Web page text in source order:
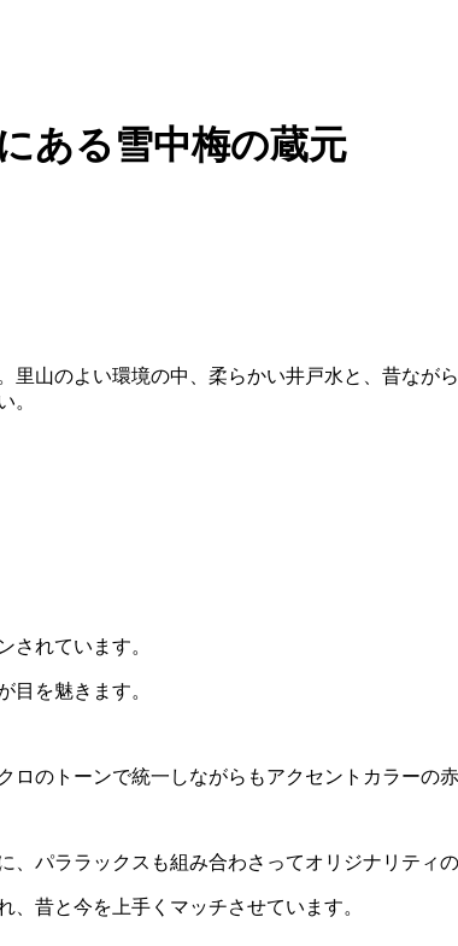
ある雪中梅の蔵元
山のよい環境の中、柔らかい井戸水と、昔なが
。
されています。
目を魅きます。
のトーンで統一しながらもアクセントカラーの赤
パララックスも組み合わさってオリジナリティ
昔と今を上手くマッチさせています。